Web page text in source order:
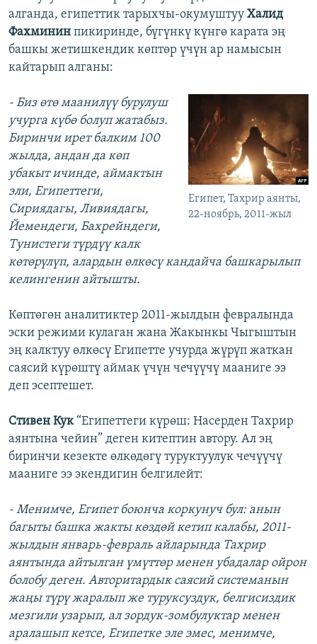
алганда, египеттик тарыхчы-окумуштуу Халид
Фахминин пикиринде, бүгүнкү күнгө карата эң
башкы жетишкендик көптөр үчүн ар намысын
кайтарып алганы:
Египет, Тахрир аянты,
22-ноябрь, 2011-жыл
- Биз өтө маанилүү бурулуш
учурга күбө болуп жатабыз.
Биринчи ирет балким 100
жылда, андан да көп
убакыт ичинде, аймактын
эли, Египеттеги,
Сириядагы, Ливиядагы,
Йемендеги, Бахрейндеги,
Тунистеги түрдүү калк
көтөрүлүп, алардын өлкөсү кандайча башкарылып
келингенин айтышты.
Көптөгөн аналитиктер 2011-жылдын февралында
эски режими кулаган жана Жакынкы Чыгыштын
эң калктуу өлкөсү Египетте учурда жүрүп жаткан
саясий күрөштү аймак үчүн чечүүчү мааниге ээ
деп эсептешет.
Стивен Кук “Египеттеги күрөш: Насерден Тахрир
аянтына чейин” деген китептин автору. Ал эң
биринчи кезекте өлкөдөгү туруктуулук чечүүчү
мааниге ээ экендигин белгилейт:
- Менимче, Египет боюнча коркунуч бул: анын
багыты башка жакты көздөй кетип калабы, 2011-
жылдын январь-февраль айларында Тахрир
аянтында айтылган үмүттөр менен убадалар ойрон
болобу деген. Авторитардык саясий системанын
жаңы түрү жаралып же туруксуздук, белгисиздик
мезгили узарып, ал зордук-зомбулуктар менен
аралашып кетсе, Египетке эле эмес, менимче,